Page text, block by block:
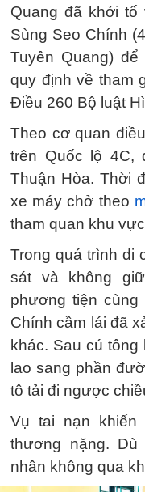
Quang đã khởi
Sùng Seo Chính
Tuyên Quang)
quy định về tham
Điều 260 Bộ luật
Theo cơ quan
trên Quốc lộ 4C,
Thuận Hòa. Thời
xe máy chở theo
tham quan khu
Trong quá trình di
sát và không
phương tiện
Chính cầm lái đã
khác. Sau cú
lao sang phần
tô tải đi ngược
Vụ tai nạn
thương nặng.
nhân không qua